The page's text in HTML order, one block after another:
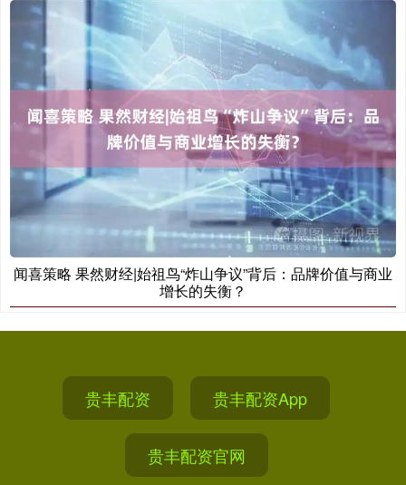
闻喜策略 果然财经|始祖鸟“炸山争议”背后：品牌价值与商业
增长的失衡？
贵丰配资 贵丰配资App
贵丰配资官网